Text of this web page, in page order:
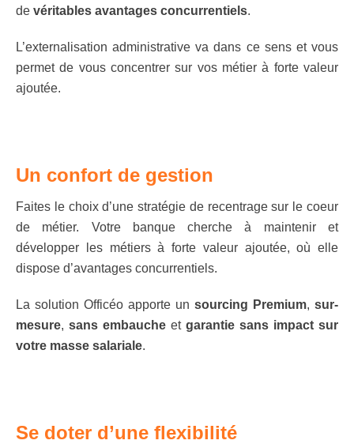
de véritables avantages concurrentiels.
L’externalisation administrative va dans ce sens et vous
permet de vous concentrer sur vos métier à forte valeur
ajoutée.
Un confort de gestion
Faites le choix d’une stratégie de recentrage sur le coeur
de métier. Votre banque cherche à maintenir et
développer les métiers à forte valeur ajoutée, où elle
dispose d’avantages concurrentiels.
La solution Officéo apporte un sourcing Premium, sur-
mesure, sans embauche et garantie sans impact sur
votre masse salariale.
Se doter d’une flexibilité